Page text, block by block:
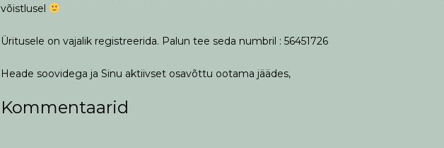
võistlusel
Üritusele on vajalik registreerida. Palun tee seda numbril : 56451726
Heade soovidega ja Sinu aktiivset osavõttu ootama jäädes,
Kommentaarid